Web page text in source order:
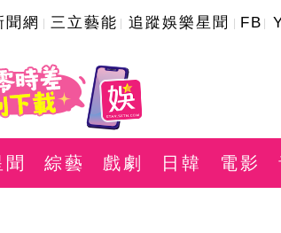
聞網 三立藝能 追蹤娛樂星聞 FB
聞 綜藝 戲劇 日韓 電影